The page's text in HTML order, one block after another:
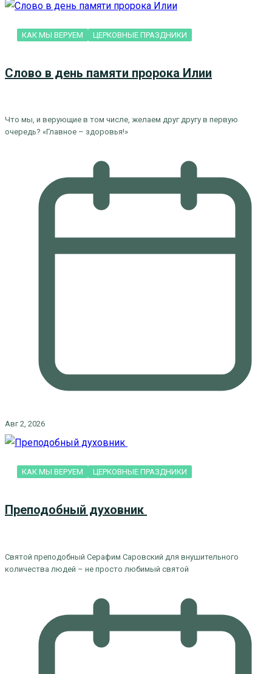
КАК МЫ ВЕРУЕМ ЦЕРКОВНЫЕ ПРАЗДНИКИ
Слово в день памяти пророка Илии
Что мы, и верующие в том числе, желаем друг другу в первую
очередь? «Главное – здоровья!»
Авг 2, 2026
КАК МЫ ВЕРУЕМ ЦЕРКОВНЫЕ ПРАЗДНИКИ
Преподобный духовник
Святой преподобный Серафим Саровский для внушительного
количества людей – не просто любимый святой